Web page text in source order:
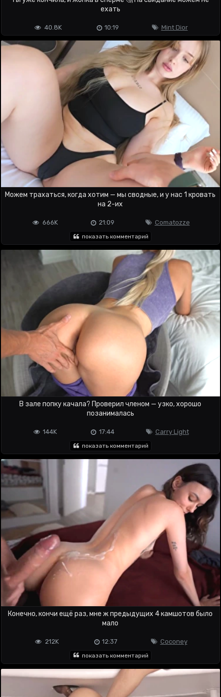
ехать
Mint Dior
10:19
40.8K
Можем трахаться, когда хотим — мы сводные, и у нас 1 кровать
на 2-их
Comatozze
21:09
666K
показать комментарий
В зале попку качала? Проверил членом — узко, хорошо
позанималась
Carry Light
17:44
144K
показать комментарий
Конечно, кончи ещё раз, мне ж предыдущих 4 камшотов было
мало
Coconey
12:37
212K
показать комментарий